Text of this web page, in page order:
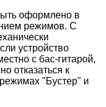
оформлено в
режимов. С
устройство
с бас-гитарой,
отказаться к
режимах "Бустер" и